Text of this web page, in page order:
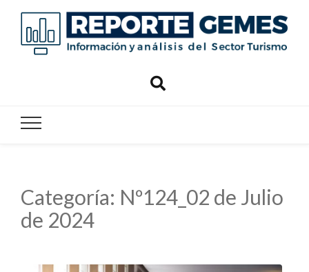
Categoría: Nº124_02 de Julio
de 2024